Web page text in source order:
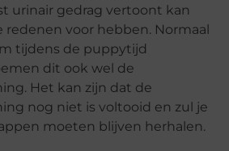
urinair gedrag vertoont kan
redenen voor hebben. Normaal
tijdens de puppytijd
dit ook wel de
Het kan zijn dat de
nog niet is voltooid en zul je
moeten blijven herhalen.